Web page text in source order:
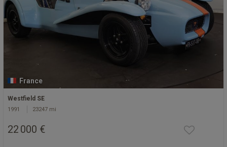
France
Westfield SE
1991 23247 mi
22 000 €